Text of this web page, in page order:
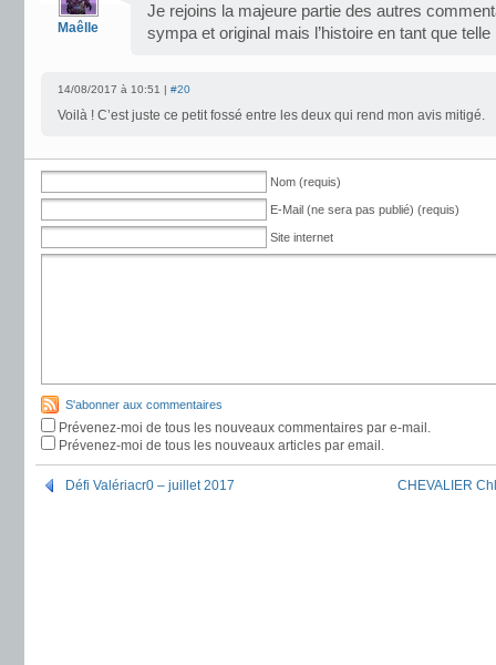
Maêlle
Je rejoins la majeure partie des autres
sympa et original mais l’histoire en tant que
14/08/2017 à 10:51 | #20
Voilà ! C’est juste ce petit fossé entre les deux qui rend mon avis mitigé.
Nom (requis)
E-Mail (ne sera pas publié) (requis)
Site internet
S'abonner aux commentaires
Prévenez-moi de tous les nouveaux commentaires par e-mail.
Prévenez-moi de tous les nouveaux articles par email.
Défi Valériacr0 – juillet 2017 CHEVALIER